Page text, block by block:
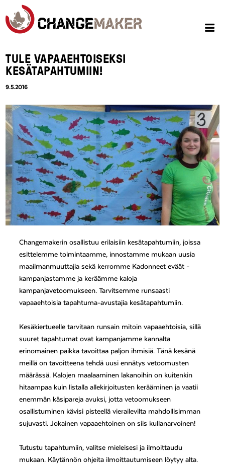
TULE VAPAAEHTOISEKSI
KESÄTAPAHTUMIIN!
9.5.2016
Changemakerin osallistuu erilaisiin kesätapahtumiin, joissa
esittelemme toimintaamme, innostamme mukaan uusia
maailmanmuuttajia sekä kerromme Kadonneet eväät -
kampanjastamme ja keräämme kaloja
kampanjavetoomukseen. Tarvitsemme runsaasti
vapaaehtoisia tapahtuma-avustajia kesätapahtumiin.
Kesäkiertueelle tarvitaan runsain mitoin vapaaehtoisia, sillä
suuret tapahtumat ovat kampanjamme kannalta
erinomainen paikka tavoittaa paljon ihmisiä. Tänä kesänä
meillä on tavoitteena tehdä uusi ennätys vetoomusten
määrässä. Kalojen maalaaminen lakanoihin on kuitenkin
hitaampaa kuin listalla allekirjoitusten kerääminen ja vaatii
enemmän käsipareja avuksi, jotta vetoomukseen
osallistuminen kävisi pisteellä vierailevilta mahdollisimman
sujuvasti. Jokainen vapaaehtoinen on siis kullanarvoinen!
Tutustu tapahtumiin, valitse mieleisesi ja ilmoittaudu
mukaan. Käytännön ohjeita ilmoittautumiseen löytyy alta.